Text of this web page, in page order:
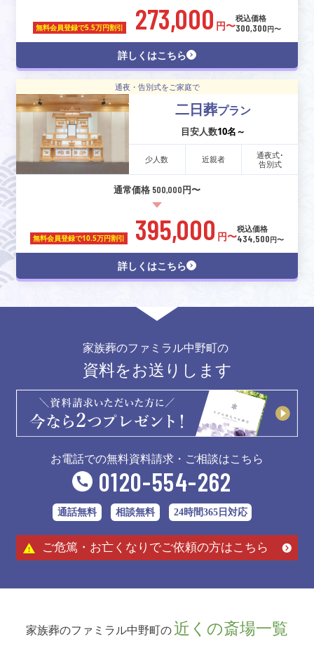
無料会員登録で5.5万円割引 273,000 円〜
税込価格
300,300円〜
詳しくはこちら
通夜・告別式をご家庭で
二日葬プラン
目安人数10名～
少人数 近親者
通夜式･
告別式
通常価格 500,000円〜
無料会員登録で10.5万円割引 395,000 円〜
税込価格
434,500円〜
詳しくはこちら
家族葬のファミラル中野町の
資料をお送りします
お電話での無料資料請求・ご相談はこちら
0120-554-262
通話無料 相談無料 24時間365日対応
ご危篤・お亡くなりでご依頼の方はこちら
家族葬のファミラル中野町の 近くの斎場一覧